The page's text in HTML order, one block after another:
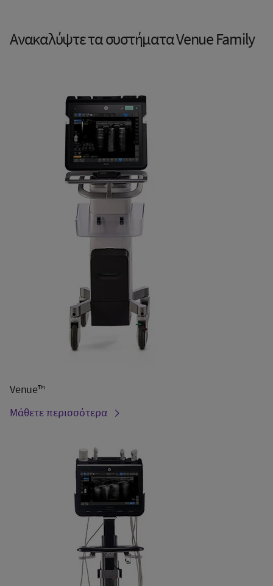
Ανακαλύψτε τα συστήματα Venue Family
Venue™
Μάθετε περισσότερα